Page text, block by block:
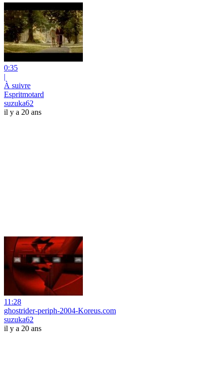
0:35
|
À suivre
Espritmotard
suzuka62
il y a 20 ans
11:28
ghostrider-periph-2004-Koreus.com
suzuka62
il y a 20 ans